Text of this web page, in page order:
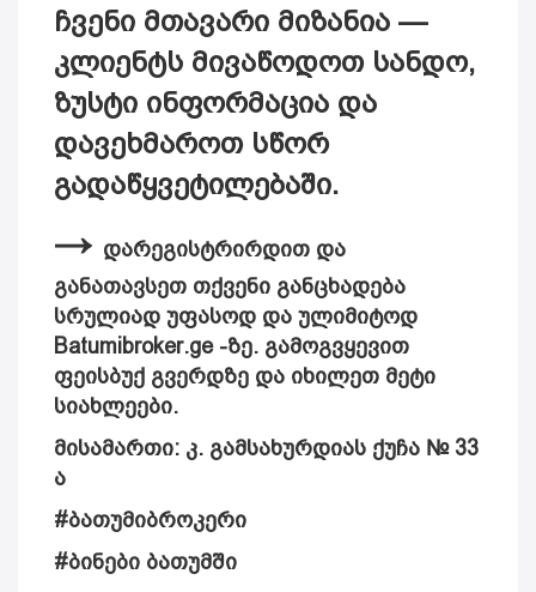
ჩვენი მთავარი მიზანია —
კლიენტს მივაწოდოთ სანდო,
ზუსტი ინფორმაცია და
დავეხმაროთ სწორ
გადაწყვეტილებაში.
→ დარეგისტრირდით და
განათავსეთ თქვენი განცხადება
სრულიად უფასოდ და ულიმიტოდ
Batumibroker.ge -ზე. გამოგვყევით
ფეისბუქ გვერდზე და იხილეთ მეტი
სიახლეები.
მისამართი: კ. გამსახურდიას ქუჩა № 33
ა
#ბათუმიბროკერი
#ბინები ბათუმში